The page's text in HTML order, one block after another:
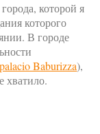
которой я
которого
В городе
palacio Baburizza),
хватило.